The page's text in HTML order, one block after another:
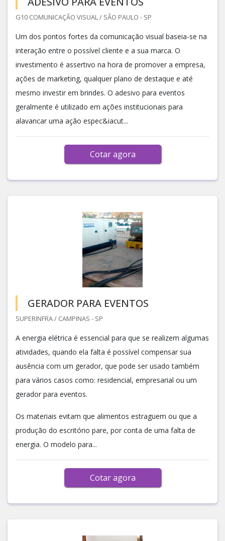
G10 COMUNICAÇÃO VISUAL / SÃO PAULO - SP
Um dos pontos fortes da comunicação visual baseia-se na
interação entre o possível cliente e a sua marca. O
investimento é assertivo na hora de promover a empresa,
ações de marketing, qualquer plano de destaque e até
mesmo investir em brindes. O adesivo para eventos
geralmente é utilizado em ações institucionais para
alavancar uma ação espec&iacut...
Cotar agora
GERADOR PARA EVENTOS
SUPERINFRA / CAMPINAS - SP
A energia elétrica é essencial para que se realizem algumas
atividades, quando ela falta é possível compensar sua
ausência com um gerador, que pode ser usado também
para vários casos como: residencial, empresarial ou um
gerador para eventos.
Os materiais evitam que alimentos estraguem ou que a
produção do escritório pare, por conta de uma falta de
energia. O modelo para...
Cotar agora